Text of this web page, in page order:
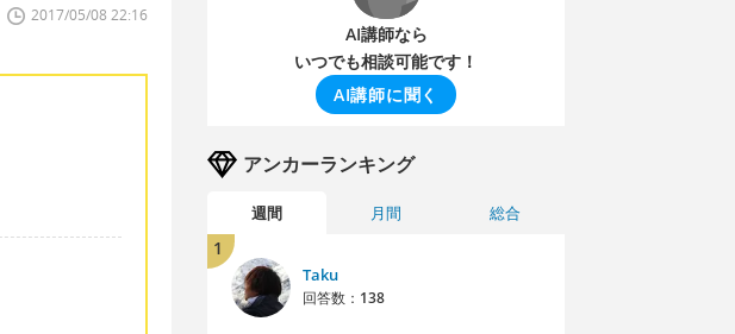
2017/05/08 22:16
AI講師なら
いつでも相談可能です！
AI講師に聞く
アンカーランキング
週間 月間 総合
1
Taku
回答数： 138